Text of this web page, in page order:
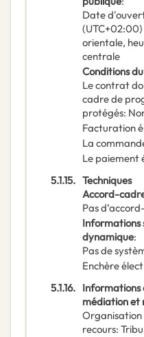
Date
orientale,
centrale
Conditions
Le contrat
cadre de
protégés:
Facturation
La
Le paiement
5.1.15. Techniques
Accord-
Pas
Informations
dynamique:
Pas de
Enchère
5.1.16. Informations
médiation et
Organisation
recours: